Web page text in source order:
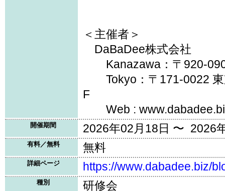
＜主催者＞
DaBaDee株式会社
Kanazawa：〒920-
Tokyo：〒171-0022 東
F
Web :
開催期間 2026年02月18日 〜 2026
有料／無料 無料
詳細ページ https://www.dabadee.biz/
種別 研修会